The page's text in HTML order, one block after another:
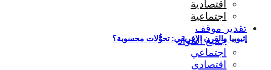
إثيوبيا والقرن الإفريقي: تحوُّلات محسوبة؟
اقتصادية
اجتماعية
تقدير موقف
جميع المواد
اجتماعي
اقتصادي